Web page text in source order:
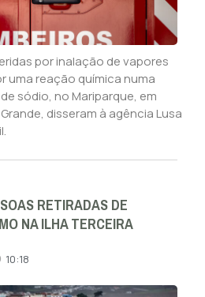
por inalação de vapores
reação química numa
sódio, no Mariparque, em
disseram à agência Lusa
RETIRADAS DE
NA ILHA TERCEIRA
10:18